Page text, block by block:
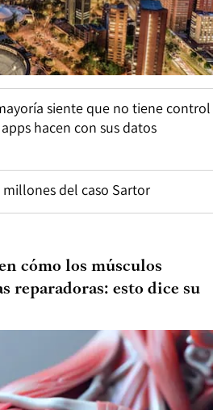
siente que no tiene control
hacen con sus datos
del caso Sartor
cómo los músculos
reparadoras: esto dice su